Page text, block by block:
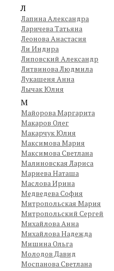
Л
Лапина Александра
Ларичева Татьяна
Леонова Анастасия
Ли Индира
Липовский Александр
Литвинова Людмила
Лукашеня Анна
Лычак Юлия
М
Майорова Маргарита
Макаров Олег
Макарчук Юлия
Максимова Мария
Максимова Светлана
Малиновская Лариса
Мариева Наташа
Маслова Ирина
Медведева София
Митропольская Мария
Митропольский Сергей
Михайлова Анна
Михайлова Надежда
Мишина Ольга
Молодов Давид
Моспанова Светлана